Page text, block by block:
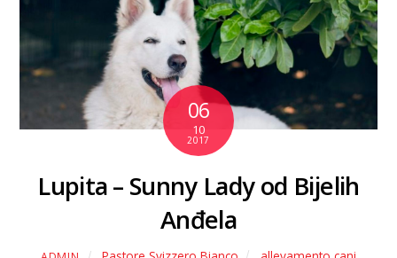
06
10
2017
Lupita – Sunny Lady od Bijelih
Anđela